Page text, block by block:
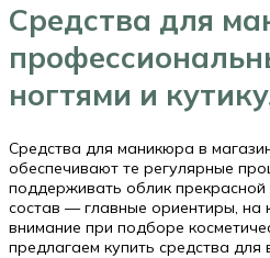
Средства для
ногтями и
Средства для маникюра в
обеспечивают те регулярные
поддерживать облик
состав — главные ориентиры,
внимание при подборе
предлагаем купить средства